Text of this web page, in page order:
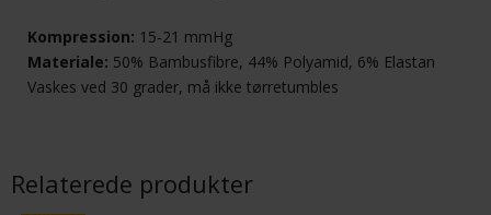
Kompression: 15-21 mmHg
Materiale: 50% Bambusfibre, 44% Polyamid, 6% Elastan
Vaskes ved 30 grader, må ikke tørretumbles
Relaterede produkter